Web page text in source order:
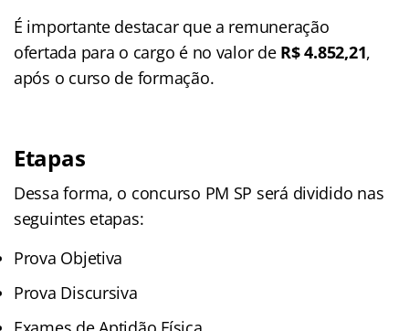
É importante destacar que a remuneração
ofertada para o cargo é no valor de R$ 4.852,21,
após o curso de formação.
Etapas
Dessa forma, o concurso PM SP será dividido nas
seguintes etapas:
Prova Objetiva
Prova Discursiva